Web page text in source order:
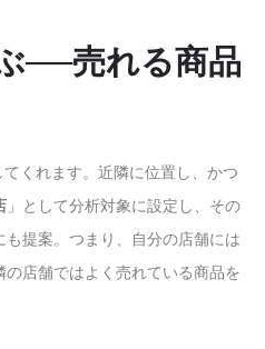
──売れる商品
くれます。近隣に位置し、かつ
」として分析対象に設定し、その
提案。つまり、自分の店舗には
店舗ではよく売れている商品を